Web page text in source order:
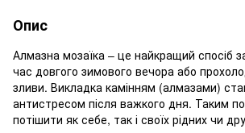
Опис
Алмазна мозаїка – це найкращий спосіб
час довгого зимового вечора або
зливи. Викладка камінням (алмазами)
антистресом після важкого дня. Таким
потішити як себе, так і своїх рідних чи